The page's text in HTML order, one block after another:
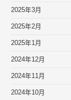
2025年3月
2025年2月
2025年1月
2024年12月
2024年11月
2024年10月